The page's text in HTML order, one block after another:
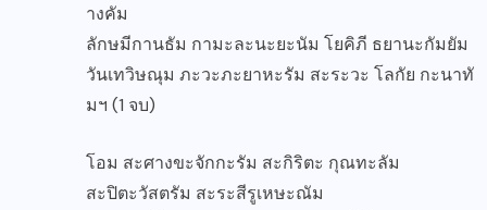
างคัม
ลักษมีกานธัม กามะละนะยะนัม โยคิภี ธยานะกัมยัม
วันเทวิษณุม ภะวะภะยาหะรัม สะระวะ โลกัย กะนาทั
มฯ (1 จบ)
โอม สะศางขะจักกะรัม สะกิริตะ กุณทะลัม
สะปิตะวัสตรัม สะระสีรูเหษะณัม